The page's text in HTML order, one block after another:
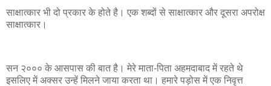
साक्षात्कार भी दो प्रकार के होते है। एक शब्दों से साक्षात्कार और दूसरा अपरोक्ष
साक्षात्कार।
सन २००० के आसपास की बात है। मेरे माता-पिता अहमदाबाद में रहते थे
इसलिए में अक्सर उन्हें मिलने जाया करता था। हमारे पड़ोस में एक निवृत्त